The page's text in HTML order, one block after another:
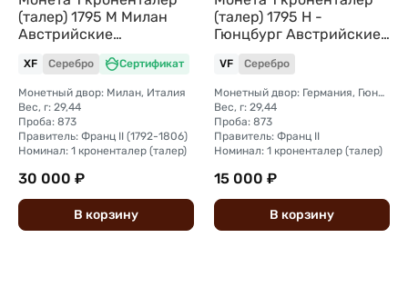
(талер) 1795 M Милан
Австрийские
Нидерланды
XF Серебро Сертификат
Монетный двор: Милан, Италия
Вес, г: 29,44
Проба: 873
Правитель: Франц II (1792-1806)
Номинал: 1 кроненталер (талер)
30 000 ₽
В корзину
(талер) 1795 H -
Гюнцбург Австрийские
Нидерланды
VF Серебро
Монетный двор: Германия, Гюнцбург
Вес, г: 29,44
Проба: 873
Правитель: Франц II
Номинал: 1 кроненталер (талер)
15 000 ₽
В корзину